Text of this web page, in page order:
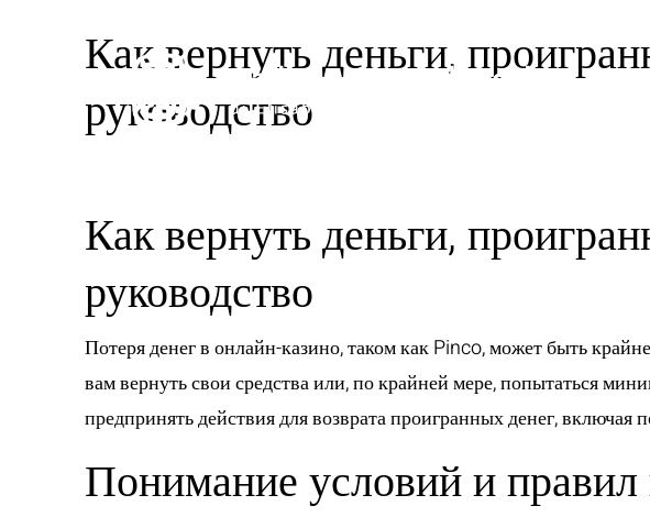
Как вернуть деньги,
руководство
Как вернуть деньги,
руководство
Потеря денег в онлайн-казино, таком как Pinco, может быть
вам вернуть свои средства или, по крайней мере, попытаться
предпринять действия для возврата проигранных денег,
Понимание условий и правил